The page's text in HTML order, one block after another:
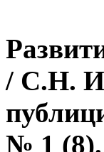
/ С.Н.
№ 1